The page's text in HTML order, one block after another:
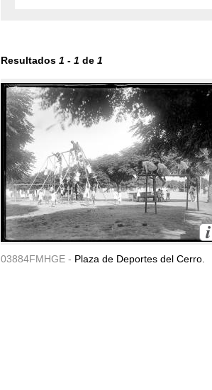
Resultados 1 - 1 de 1
03884FMHGE - Plaza de Deportes del Cerro.